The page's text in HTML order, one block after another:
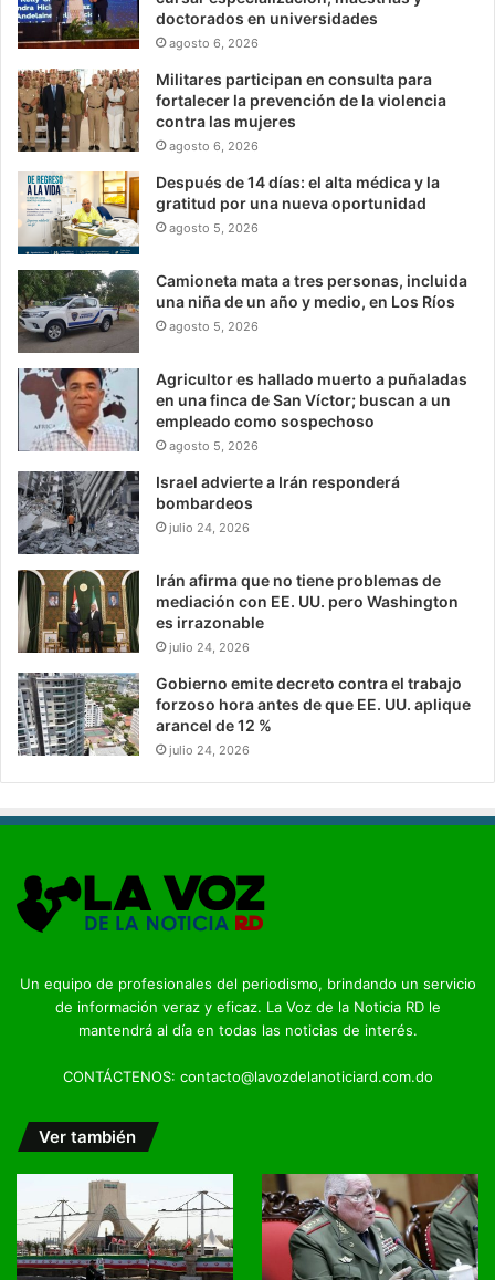
doctorados en universidades
agosto 6, 2026
Militares participan en consulta para
fortalecer la prevención de la violencia
contra las mujeres
agosto 6, 2026
Después de 14 días: el alta médica y la
gratitud por una nueva oportunidad
agosto 5, 2026
Camioneta mata a tres personas, incluida
una niña de un año y medio, en Los Ríos
agosto 5, 2026
Agricultor es hallado muerto a puñaladas
en una finca de San Víctor; buscan a un
empleado como sospechoso
agosto 5, 2026
Israel advierte a Irán responderá
bombardeos
julio 24, 2026
Irán afirma que no tiene problemas de
mediación con EE. UU. pero Washington
es irrazonable
julio 24, 2026
Gobierno emite decreto contra el trabajo
forzoso hora antes de que EE. UU. aplique
arancel de 12 %
julio 24, 2026
Un equipo de profesionales del periodismo, brindando un servicio
de información veraz y eficaz. La Voz de la Noticia RD le
mantendrá al día en todas las noticias de interés.
CONTÁCTENOS: contacto@lavozdelanoticiard.com.do
Ver también